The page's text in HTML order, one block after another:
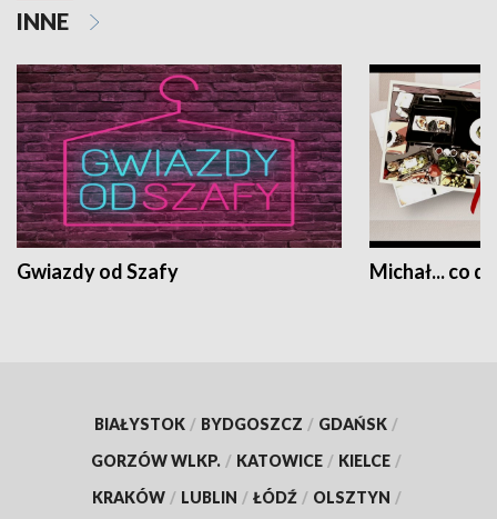
INNE
Gwiazdy od Szafy Michał... co
BIAŁYSTOK / BYDGOSZCZ / GDAŃSK /
GORZÓW WLKP. / KATOWICE / KIELCE /
KRAKÓW / LUBLIN / ŁÓDŹ / OLSZTYN /